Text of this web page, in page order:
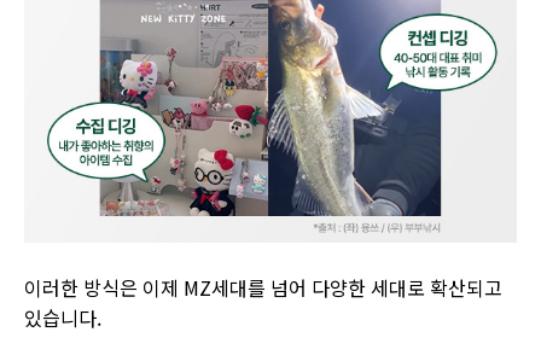
이러한 방식은 이제 MZ세대를 넘어 다양한 세대로 확산되고
있습니다.